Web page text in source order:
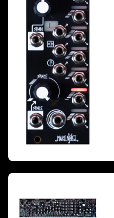
Das GTE ist ein
Bewegung des am
Signals analysiert
Informationen
dieser Analyse leitet
Kanalimpulse ab,
Geschwindigkeit der
und zwei Gatter, die
bestimmt sind. In der
Noise GTE Takt-
von jeder beliebigen
bei einem